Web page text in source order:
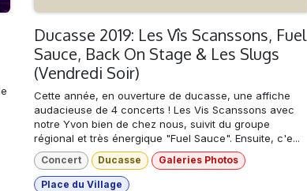
Ducasse 2019: Les Vîs Scanssons, Fuel
Sauce, Back On Stage & Les Slugs
(Vendredi Soir)
Cette année, en ouverture de ducasse, une affiche
audacieuse de 4 concerts ! Les Vis Scanssons avec
notre Yvon bien de chez nous, suivit du groupe
régional et très énergique "Fuel Sauce". Ensuite, c'e...
Concert Ducasse Galeries Photos
Place du Village